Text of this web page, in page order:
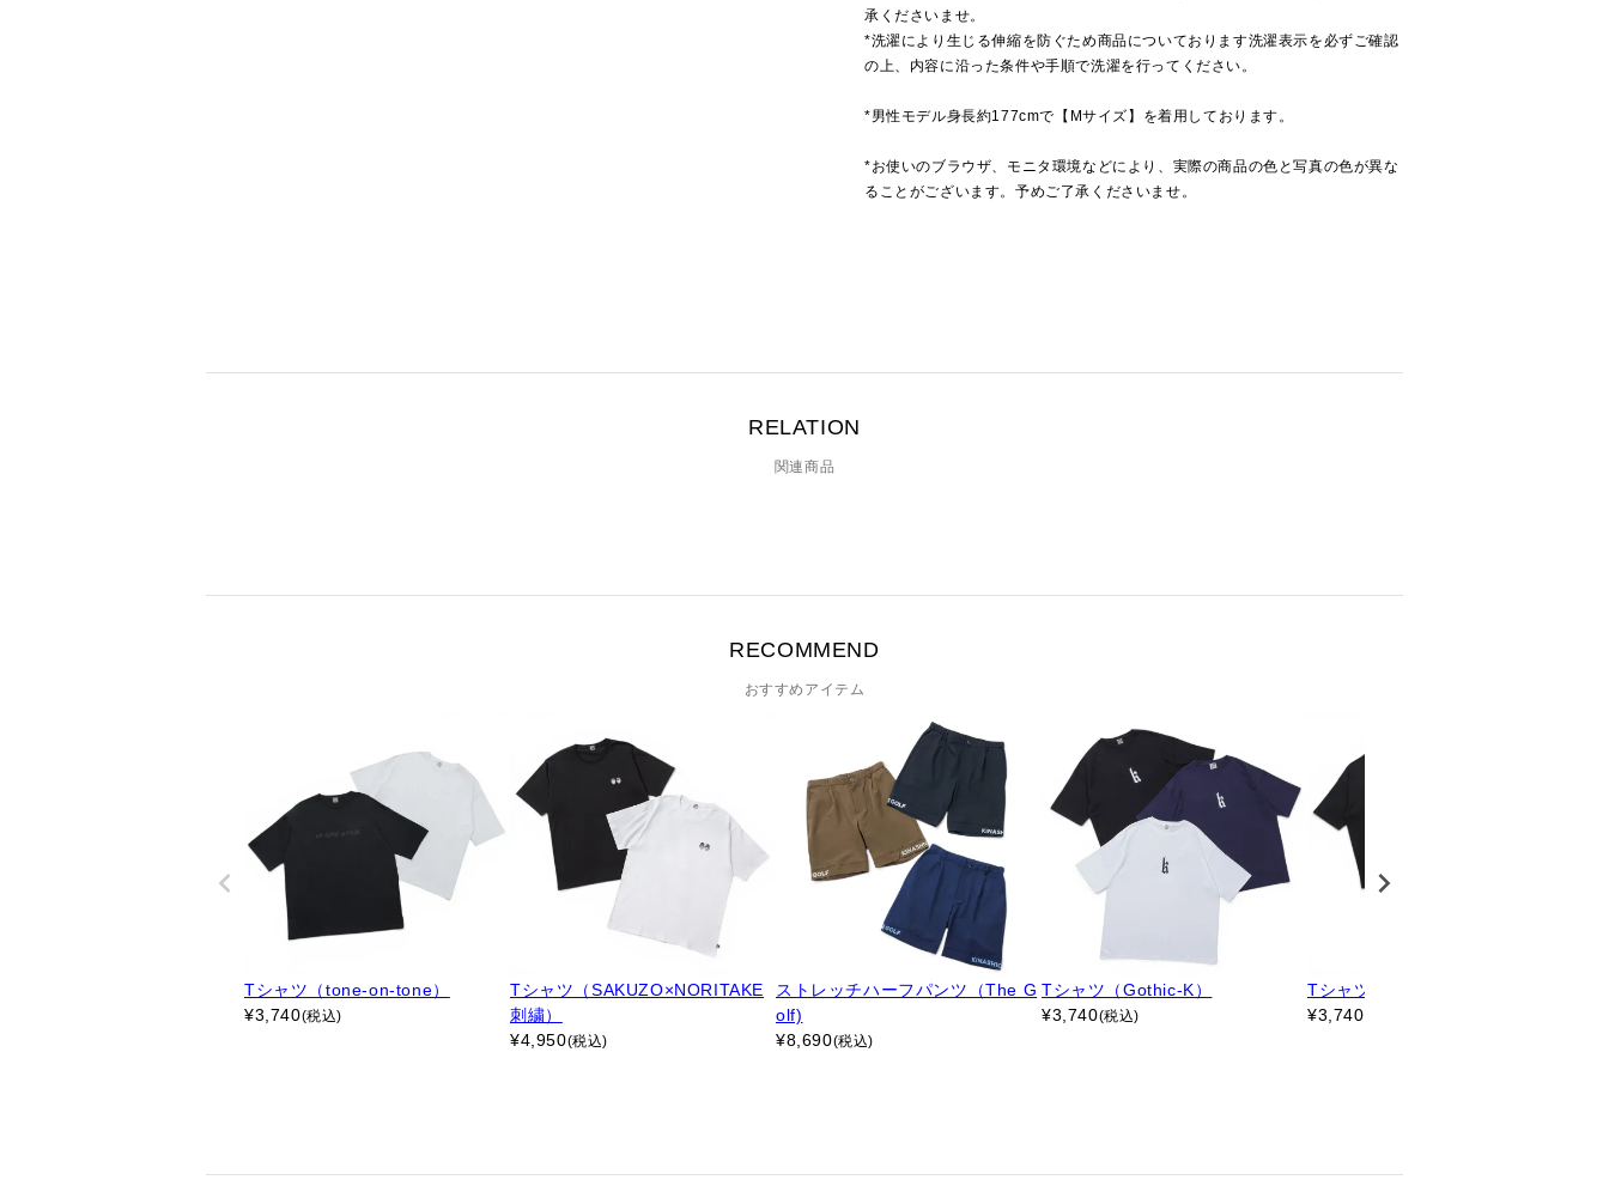
承くださいませ。
*洗濯により生じる伸縮を防ぐため商品についております洗濯表示を必ずご確認
の上、内容に沿った条件や手順で洗濯を行ってください。
*男性モデル身長約177cmで【Mサイズ】を着用しております。
*お使いのブラウザ、モニタ環境などにより、実際の商品の色と写真の色が異な
ることがございます。予めご了承くださいませ。
RELATION
関連商品
RECOMMEND
おすすめアイテム
Tシャツ（tone-on-tone）
¥3,740(税込)
Tシャツ（SAKUZO×NORITAKE
刺繍）
¥4,950(税込)
ストレッチハーフパンツ（The G
olf)
¥8,690(税込)
Tシャツ（Gothic-K）
¥3,740(税込)
Tシャツ（Flyer）
¥3,740